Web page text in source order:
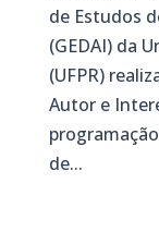
de Estudos
(GEDAI) da
(UFPR)
Autor e
de...